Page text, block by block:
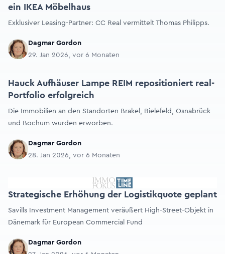
ein IKEA Möbelhaus
Exklusiver Leasing-Partner: CC Real vermittelt Thomas Philipps.
Dagmar Gordon
29. Jan 2026, vor 6 Monaten
Hauck Aufhäuser Lampe REIM repositioniert real-
Portfolio erfolgreich
Die Immobilien an den Standorten Brakel, Bielefeld, Osnabrück
und Bochum wurden erworben.
Dagmar Gordon
28. Jan 2026, vor 6 Monaten
Strategische Erhöhung der Logistikquote geplant
Savills Investment Management veräußert High-Street-Objekt in
Dänemark für European Commercial Fund
Dagmar Gordon